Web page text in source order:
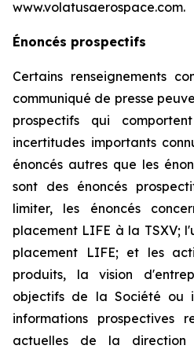
www.volatusaerospace.com.
Énoncés prospectifs
Certains renseignements
communiqué de presse
prospectifs qui
incertitudes importants
énoncés autres que les
sont des énoncés
limiter, les énoncés
placement LIFE à la TSXV;
placement LIFE; et les
produits, la vision
objectifs de la Société ou
informations prospectives
actuelles de la